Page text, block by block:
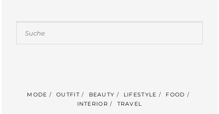
MODE OUTFIT BEAUTY LIFESTYLE
FOOD
INTERIOR
TRAVEL